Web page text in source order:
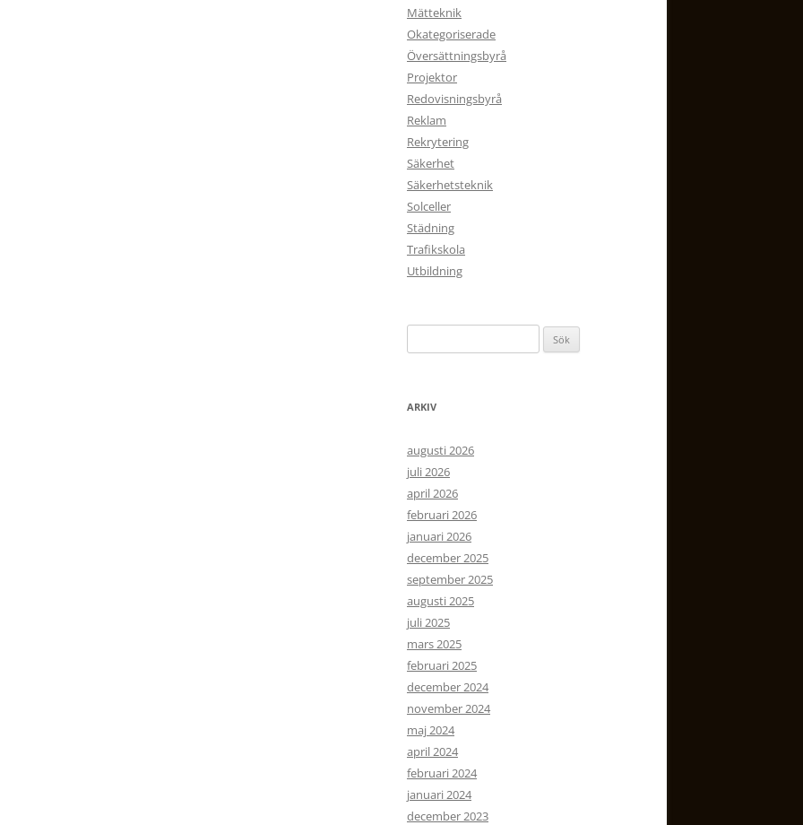
Mätteknik
Okategoriserade
Översättningsbyrå
Projektor
Redovisningsbyrå
Reklam
Rekrytering
Säkerhet
Säkerhetsteknik
Solceller
Städning
Trafikskola
Utbildning
efter:
ARKIV
augusti 2026
juli 2026
april 2026
februari 2026
januari 2026
december 2025
september 2025
augusti 2025
juli 2025
mars 2025
februari 2025
december 2024
november 2024
maj 2024
april 2024
februari 2024
januari 2024
december 2023